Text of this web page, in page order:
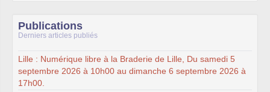
Publications
Derniers articles publiés
Lille : Numérique libre à la Braderie de Lille, Du samedi 5
septembre 2026 à 10h00 au dimanche 6 septembre 2026 à
17h00.